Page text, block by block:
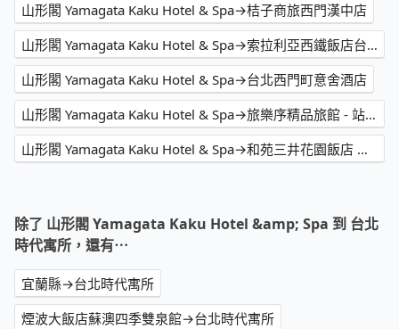
山形閣 Yamagata Kaku Hotel & Spa→桔子商旅西門漢中店
山形閣 Yamagata Kaku Hotel & Spa→索拉利亞西鐵飯店台北西門
山形閣 Yamagata Kaku Hotel & Spa→台北西門町意舍酒店
山形閣 Yamagata Kaku Hotel & Spa→旅樂序精品旅館 - 站前三館
山形閣 Yamagata Kaku Hotel & Spa→和苑三井花園飯店 台北忠孝
除了 山形閣 Yamagata Kaku Hotel &amp; Spa 到 台北
時代寓所，還有⋯
宜蘭縣→台北時代寓所
煙波大飯店蘇澳四季雙泉館→台北時代寓所